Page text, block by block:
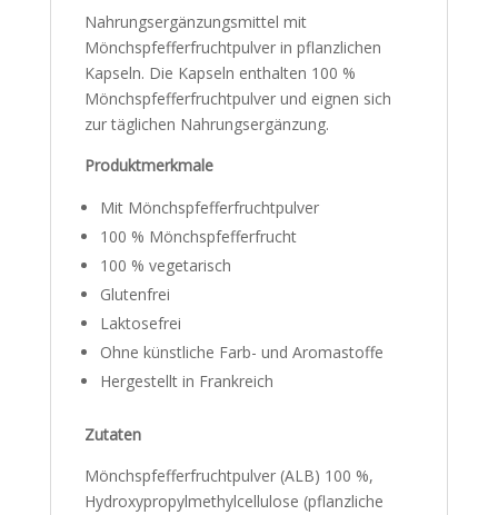
Nahrungsergänzungsmittel mit
Mönchspfefferfruchtpulver in pflanzlichen
Kapseln. Die Kapseln enthalten 100 %
Mönchspfefferfruchtpulver und eignen sich
zur täglichen Nahrungsergänzung.
Produktmerkmale
Mit Mönchspfefferfruchtpulver
100 % Mönchspfefferfrucht
100 % vegetarisch
Glutenfrei
Laktosefrei
Ohne künstliche Farb- und Aromastoffe
Hergestellt in Frankreich
Zutaten
Mönchspfefferfruchtpulver (ALB) 100 %,
Hydroxypropylmethylcellulose (pflanzliche